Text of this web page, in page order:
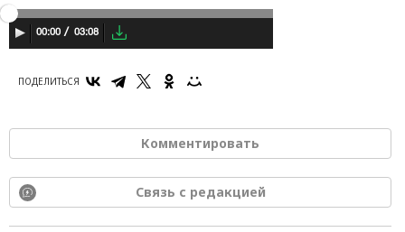
00:00 03:08
ПОДЕЛИТЬСЯ
Комментировать
Связь с редакцией